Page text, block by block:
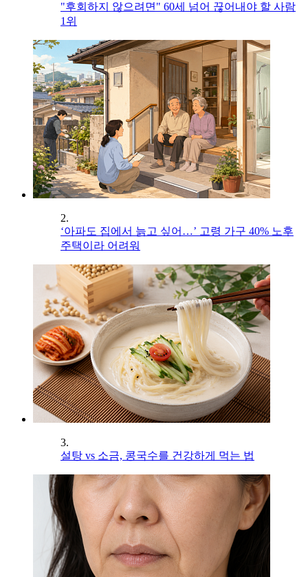
"후회하지 않으려면" 60세 넘어 끊어내야 할 사람
1위
2.
‘아파도 집에서 늙고 싶어…’ 고령 가구 40% 노후
주택이라 어려워
3.
설탕 vs 소금, 콩국수를 건강하게 먹는 법